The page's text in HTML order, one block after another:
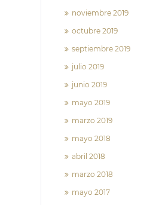
noviembre 2019
octubre 2019
septiembre 2019
julio 2019
junio 2019
mayo 2019
marzo 2019
mayo 2018
abril 2018
marzo 2018
mayo 2017